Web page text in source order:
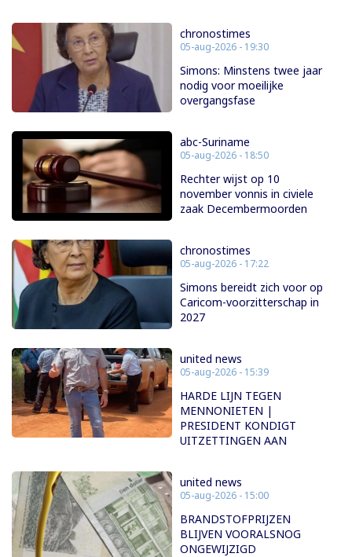
chronostimes
05-aug-2026 - 19:30
Simons: Minstens twee jaar
nodig voor moeilijke
overgangsfase
abc-Suriname
05-aug-2026 - 18:50
Rechter wijst op 10
november vonnis in civiele
zaak Decembermoorden
chronostimes
05-aug-2026 - 17:22
Simons bereidt zich voor op
Caricom-voorzitterschap in
2027
united news
05-aug-2026 - 15:39
HARDE LIJN TEGEN
MENNONIETEN |
PRESIDENT KONDIGT
UITZETTINGEN AAN
united news
05-aug-2026 - 15:00
BRANDSTOFPRIJZEN
BLIJVEN VOORALSNOG
ONGEWIJZIGD